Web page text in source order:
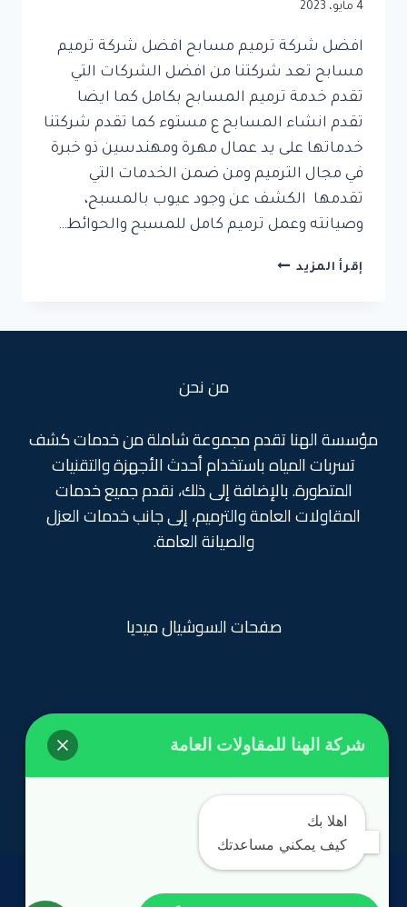
4 مايو، 2023
افضل شركة ترميم مسابح افضل شركة ترميم
مسابح تعد شركتنا من افضل الشركات التي
تقدم خدمة ترميم المسابح بكامل كما ايضا
تقدم انشاء المسابح ع مستوء كما تقدم شركتنا
خدماتها على يد عمال مهرة ومهندسين ذو خبرة
في مجال الترميم ومن ضمن الخدمات التي
تقدمها الكشف عن وجود عيوب بالمسبح،
وصيانته وعمل ترميم كامل للمسبح والحوائط…
إقرأ المزيد افضل
من نحن
مؤسسة الهنا تقدم مجموعة شاملة من خدمات كشف
تسربات المياه باستخدام أحدث الأجهزة والتقنيات
المتطورة. بالإضافة إلى ذلك، نقدم جميع خدمات
المقاولات العامة والترميم، إلى جانب خدمات العزل
والصيانة العامة.
صفحات السوشيال ميديا
روابط تهمك
الرئيسية
شركة الهنا للمقاولات العامة
اهلا بك
كيف يمكني مساعدتك